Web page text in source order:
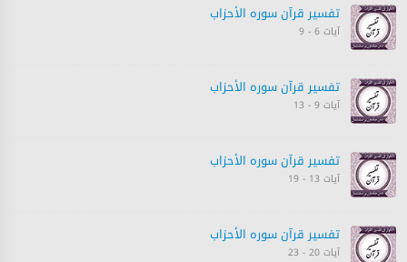
تفسیر قرآن سورہ ‎الأحزاب‎
آیات 6 - 9
تفسیر قرآن سورہ ‎الأحزاب‎
آیات 9 - 13
تفسیر قرآن سورہ ‎الأحزاب‎
آیات 13 - 19
تفسیر قرآن سورہ ‎الأحزاب‎
آیات 20 - 23